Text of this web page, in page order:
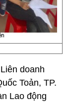
doanh
Toản, TP.
Lao động